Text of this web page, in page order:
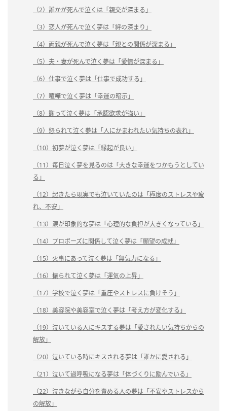
（2）誰かが死んで泣くは「親交が深まる」
（3）恋人が死んで泣く夢は「絆の深まり」
（4）両親が死んで泣く夢は「親との関係が深まる」
（5）夫・妻が死んで泣く夢は「愛情が深まる」
（6）仕事で泣く夢は「仕事で成功する」
（7）喧嘩で泣く夢は「幸運の暗示」
（8）謝って泣く夢は「承認欲求が強い」
（9）怒られて泣く夢は「人にかまわれたい気持ちの表れ」
（10）初夢が泣く夢は「縁起が良い」
（11）毎日泣く夢を見るのは「大きな幸運をつかもうとしてい
る」
（12）起きたら現実でも泣いていたのは「極度のストレスや疲
れ、不安」
（13）涙が印象的な夢は「心理的な負担が大きくなっている」
（14）プロポーズに関係して泣く夢は「願望の成就」
（15）火事にあって泣く夢は「無気力になる」
（16）振られて泣く夢は「運気の上昇」
（17）学校で泣く夢は「重圧やストレスに負けそう」
（18）美容院や美容室で泣く夢は「考え方が変化する」
（19）泣いている人にキスする夢は「愛されたい気持ちからの
解放」
（20）泣いている時にキスされる夢は「誰かに愛される」
（21）泣いて過呼吸になる夢は「体づくりに励んでいる」
（22）泣きながら自分を責める人の夢は「不安やストレスから
の解放」